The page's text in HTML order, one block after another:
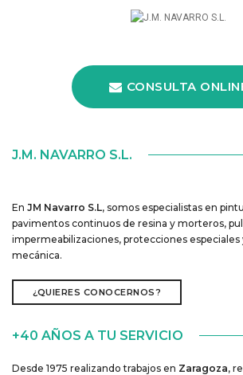
CONSULTA
J.M. NAVARRO S.L.
En JM Navarro S.L, somos especialistas en
pavimentos continuos de resina y morteros,
impermeabilizaciones, protecciones
mecánica.
¿QUIERES CONOCERNOS?
+40 AÑOS A TU SERVICIO
Desde 1975 realizando trabajos en Zaragoza,